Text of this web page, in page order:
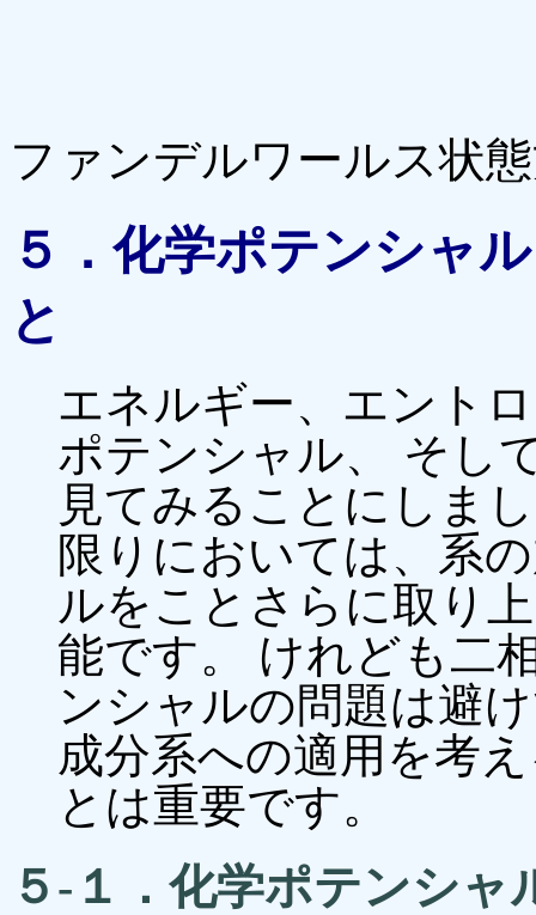
ファンデルワールス状
５．化学ポテンシャ
と
エネルギー、エント
ポテンシャル、 そし
見てみることにしま
限りにおいては、系
ルをことさらに取り
能です。 けれども二
ンシャルの問題は避
成分系への適用を考
とは重要です。
５-１．化学ポテンシャ